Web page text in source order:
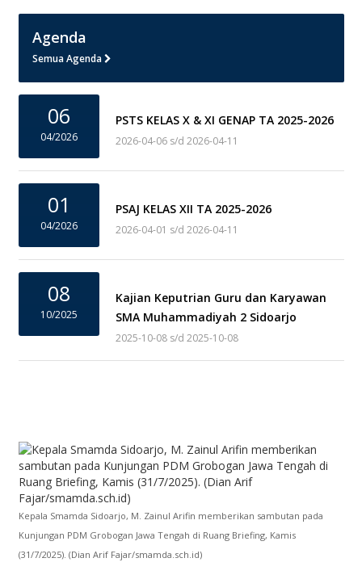
Agenda
Semua Agenda
06
04/2026
PSTS KELAS X & XI GENAP TA 2025-2026
2026-04-06 s/d 2026-04-11
01
04/2026
PSAJ KELAS XII TA 2025-2026
2026-04-01 s/d 2026-04-11
08
10/2025
Kajian Keputrian Guru dan Karyawan
SMA Muhammadiyah 2 Sidoarjo
2025-10-08 s/d 2025-10-08
Kepala Smamda Sidoarjo, M. Zainul Arifin memberikan sambutan pada
Kunjungan PDM Grobogan Jawa Tengah di Ruang Briefing, Kamis
(31/7/2025). (Dian Arif Fajar/smamda.sch.id)